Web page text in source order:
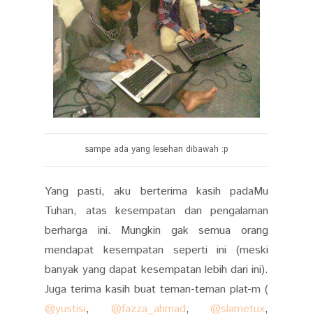
sampe ada yang lesehan dibawah :p
Yang pasti, aku berterima kasih padaMu
Tuhan, atas kesempatan dan pengalaman
berharga ini. Mungkin gak semua orang
mendapat kesempatan seperti ini (meski
banyak yang dapat kesempatan lebih dari ini).
Juga terima kasih buat teman-teman plat-m (
@yustisi, @fazza_ahmad, @slametux,